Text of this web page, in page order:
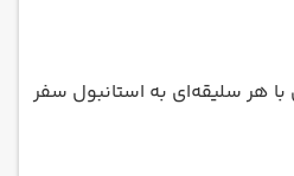
هر سلیقه‌ای به استانبول سفر